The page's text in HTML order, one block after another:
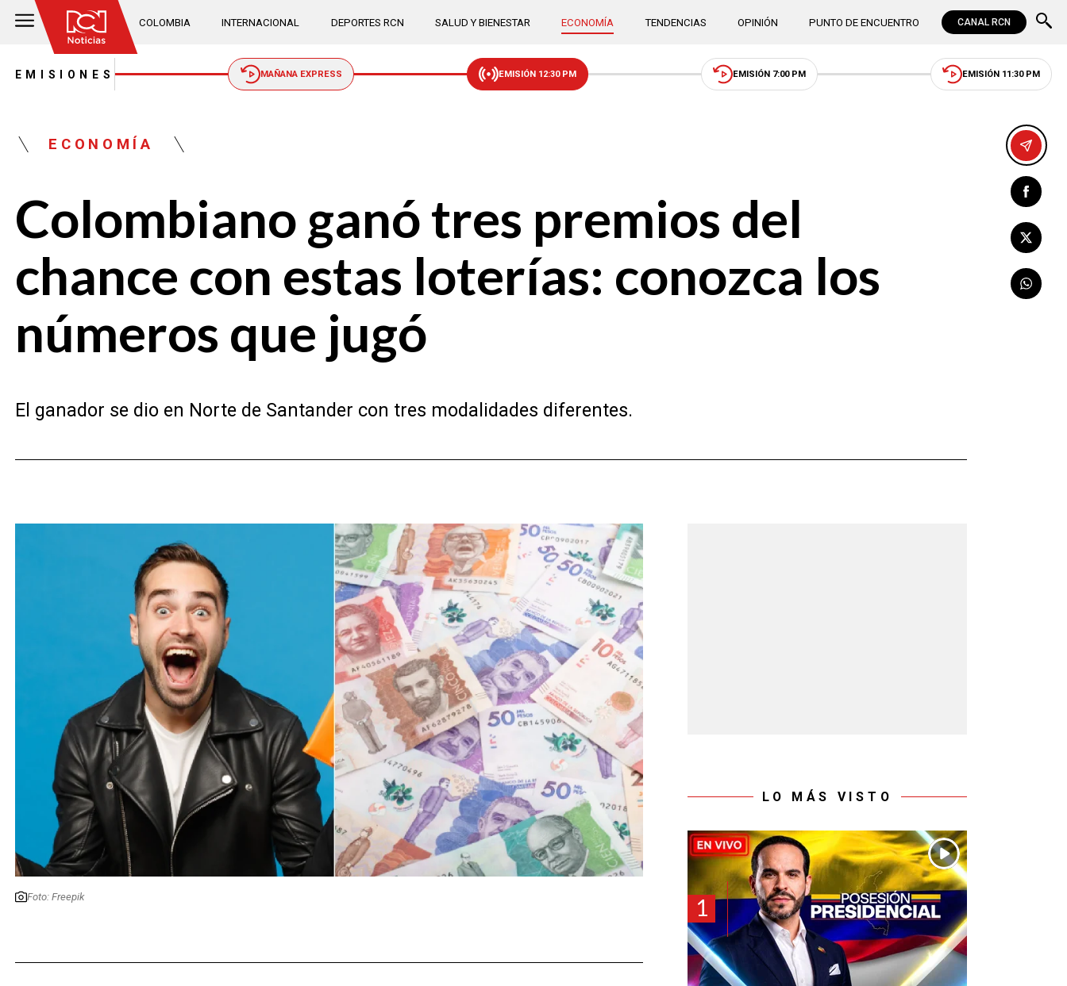
COLOMBIA INTERNACIONAL DEPORTES RCN SALUD Y BIENESTAR ECONOMÍA TENDENCIAS OPINIÓN PUNTO DE ENCUENTRO CANAL RCN
EMISIONES MAÑANA EXPRESS EMISIÓN 12:30 PM EMISIÓN 7:00 PM EMISIÓN 11:30 PM
ECONOMÍA
Colombiano ganó tres premios del
chance con estas loterías: conozca los
números que jugó
El ganador se dio en Norte de Santander con tres modalidades diferentes.
Foto: Freepik
LO MÁS VISTO
1